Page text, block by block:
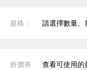
規格： 請選擇數量、
折價券 查看可使用的